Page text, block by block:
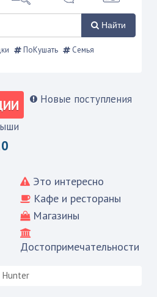
Найти
ПоКушать
Семья
Новые поступления
Это интересно
Кафе и рестораны
Магазины
Достопримечательности
Hunter